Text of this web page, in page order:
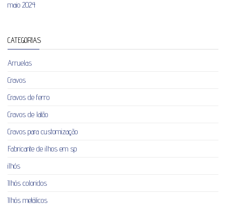
maio 2024
CATEGORIAS
Arruelas
Cravos
Cravos de ferro
Cravos de latão
Cravos para customização
Fabricante de ilhos em sp
ilhós
Ilhós coloridos
Ilhós metálicos